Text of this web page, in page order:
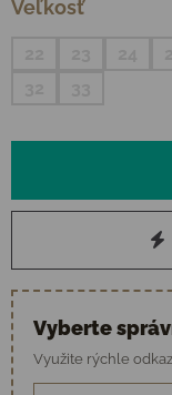
Veľkosť
Vyberte
Využite rýchle